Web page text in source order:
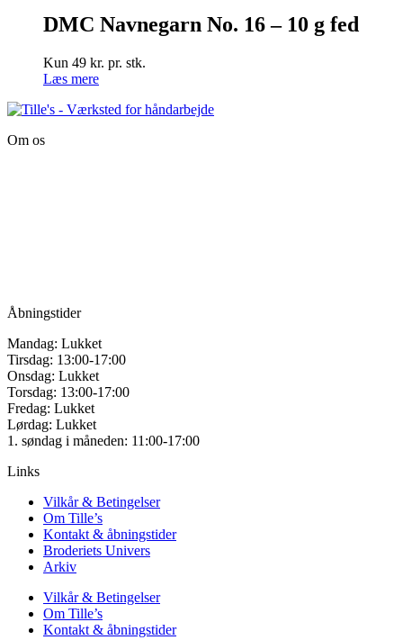
DMC Navnegarn No. 16 – 10 g fed
Kun 49 kr. pr. stk.
Læs mere
Om os
Åbningstider
Mandag: Lukket
Tirsdag: 13:00-17:00
Onsdag: Lukket
Torsdag: 13:00-17:00
Fredag: Lukket
Lørdag: Lukket
1. søndag i måneden: 11:00-17:00
Links
Vilkår & Betingelser
Om Tille’s
Kontakt & åbningstider
Broderiets Univers
Arkiv
Vilkår & Betingelser
Om Tille’s
Kontakt & åbningstider